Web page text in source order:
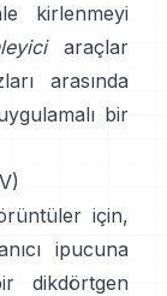
kirlenmeyi
araçlar
arasında
bir
için,
ipucuna
dikdörtgen